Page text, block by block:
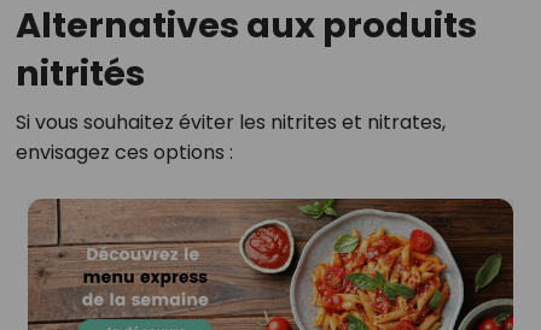
Alternatives aux produits
nitrités
Si vous souhaitez éviter les nitrites et nitrates,
envisagez ces options :